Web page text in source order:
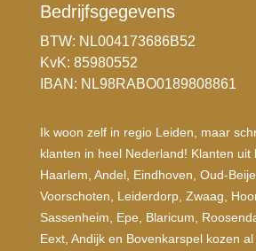
Bedrijfsgegevens
BTW: NL004173686B52
KvK: 85980552
IBAN: NL98RABO0189808861
Ik woon zelf in regio Leiden, maar
klanten in heel Nederland! Klanten uit
Haarlem, Andel, Eindhoven, Oud-
Voorschoten, Leiderdorp, Zwaag,
Sassenheim, Epe, Blaricum,
Eext, Andijk en Bovenkarspel kozen